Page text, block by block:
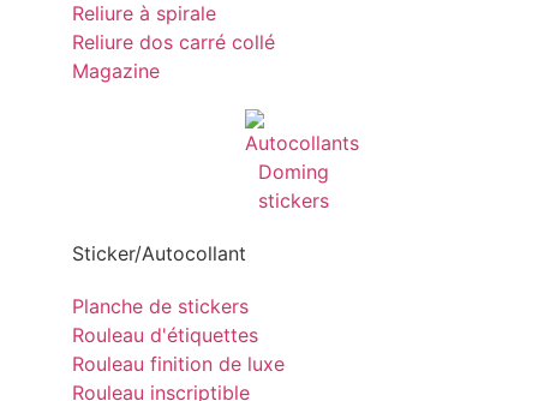
Reliure à spirale
Reliure dos carré collé
Magazine
Sticker/Autocollant
Planche de stickers
Rouleau d'étiquettes
Rouleau finition de luxe
Rouleau inscriptible